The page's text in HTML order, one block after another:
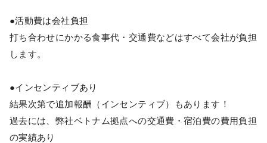
●活動費は会社負担
打ち合わせにかかる食事代・交通費などはすべて会社が負担
します。
●インセンティブあり
結果次第で追加報酬（インセンティブ）もあります！
過去には、弊社ベトナム拠点への交通費・宿泊費の費用負担
の実績あり